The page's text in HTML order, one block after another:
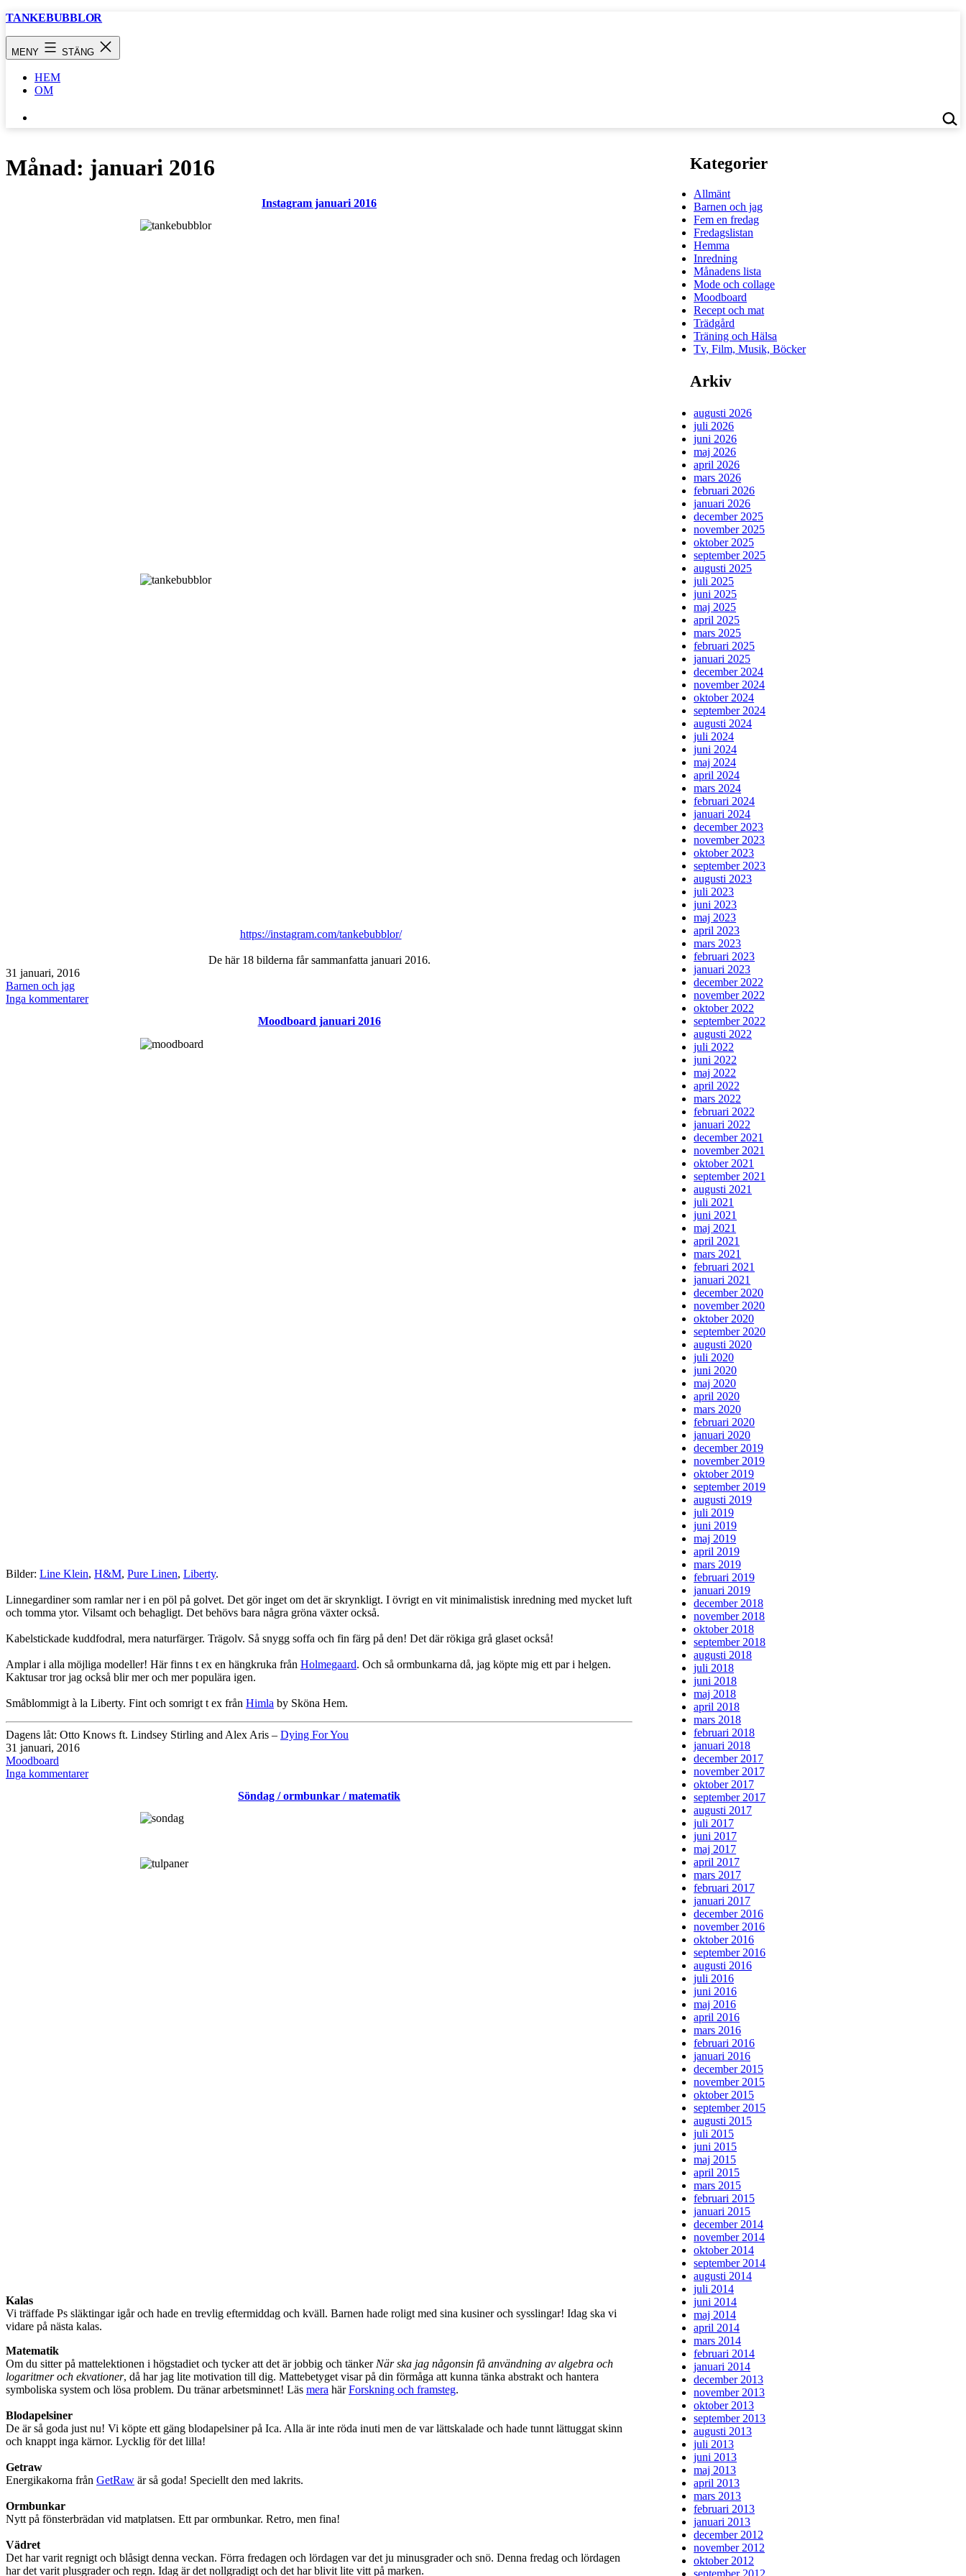
Hoppa
TANKEBUBBLOR
MENY STÄNG
HEM
OM
…
Månad: januari 2016
Instagram januari 2016
https://instagram.com/tankebubblor/
De här 18 bilderna får sammanfatta januari 2016.
Publicerat
den
31 januari, 2016
Kategoriserat
som
Barnen och jag
Inga kommentarertill
Moodboard januari 2016
Bilder: Line Klein, H&M, Pure Linen, Liberty.
Linnegardiner som ramlar ner i en pöl på golvet. Det gör inget om det är skrynkligt. I övrigt en vit minimalistisk inredning med mycket luft
och tomma ytor. Vilsamt och behagligt. Det behövs bara några gröna växter också.
Kabelstickade kuddfodral, mera naturfärger. Trägolv. Så snygg soffa och fin färg på den! Det där rökiga grå glaset också!
Amplar i alla möjliga modeller! Här finns t ex en hängkruka från Holmegaard. Och så ormbunkarna då, jag köpte mig ett par i helgen.
Kaktusar tror jag också blir mer och mer populära igen.
Småblommigt à la Liberty. Fint och somrigt t ex från Himla by Sköna Hem.
Dagens låt: Otto Knows ft. Lindsey Stirling and Alex Aris – Dying For You
Publicerat
den
31 januari, 2016
Kategoriserat
som
Moodboard
Inga kommentarertill
Söndag / ormbunkar / matematik
Kalas
Vi träffade Ps släktingar igår och hade en trevlig eftermiddag och kväll. Barnen hade roligt med sina kusiner och sysslingar! Idag ska vi
vidare på nästa kalas.
Matematik
Om du sitter på mattelektionen i högstadiet och tycker att det är jobbig och tänker När ska jag någonsin få användning av algebra och
logaritmer och ekvationer, då har jag lite motivation till dig. Mattebetyget visar på din förmåga att kunna tänka abstrakt och hantera
symboliska system och lösa problem. Du tränar arbetsminnet! Läs mera härForskning och framsteg.
Blodapelsiner
De är så goda just nu! Vi köpte ett gäng blodapelsiner på Ica. Alla är inte röda inuti men de var lättskalade och hade tunnt lättuggat skinn
och knappt inga kärnor. Lycklig för det lilla!
Getraw
Energikakorna från GetRaw är så goda! Speciellt den med lakrits.
Ormbunkar
Nytt på fönsterbrädan vid matplatsen. Ett par ormbunkar. Retro, men fina!
Vädret
Det har varit regnigt och blåsigt denna veckan. Förra fredagen och lördagen var det ju minusgrader och snö. Denna fredag och lördagen
har det varit plusgrader och regn. Idag är det nollgradigt och det har blivit lite vitt på marken.
Kategorier
Allmänt
Barnen och jag
Fem en fredag
Fredagslistan
Hemma
Inredning
Månadens lista
Mode och collage
Moodboard
Recept och mat
Trädgård
Träning och Hälsa
Tv, Film, Musik, Böcker
Arkiv
augusti 2026
juli 2026
juni 2026
maj 2026
april 2026
mars 2026
februari 2026
januari 2026
december 2025
november 2025
oktober 2025
september 2025
augusti 2025
juli 2025
juni 2025
maj 2025
april 2025
mars 2025
februari 2025
januari 2025
december 2024
november 2024
oktober 2024
september 2024
augusti 2024
juli 2024
juni 2024
maj 2024
april 2024
mars 2024
februari 2024
januari 2024
december 2023
november 2023
oktober 2023
september 2023
augusti 2023
juli 2023
juni 2023
maj 2023
april 2023
mars 2023
februari 2023
januari 2023
december 2022
november 2022
oktober 2022
september 2022
augusti 2022
juli 2022
juni 2022
maj 2022
april 2022
mars 2022
februari 2022
januari 2022
december 2021
november 2021
oktober 2021
september 2021
augusti 2021
juli 2021
juni 2021
maj 2021
april 2021
mars 2021
februari 2021
januari 2021
december 2020
november 2020
oktober 2020
september 2020
augusti 2020
juli 2020
juni 2020
maj 2020
april 2020
mars 2020
februari 2020
januari 2020
december 2019
november 2019
oktober 2019
september 2019
augusti 2019
juli 2019
juni 2019
maj 2019
april 2019
mars 2019
februari 2019
januari 2019
december 2018
november 2018
oktober 2018
september 2018
augusti 2018
juli 2018
juni 2018
maj 2018
april 2018
mars 2018
februari 2018
januari 2018
december 2017
november 2017
oktober 2017
september 2017
augusti 2017
juli 2017
juni 2017
maj 2017
april 2017
mars 2017
februari 2017
januari 2017
december 2016
november 2016
oktober 2016
september 2016
augusti 2016
juli 2016
juni 2016
maj 2016
april 2016
mars 2016
februari 2016
januari 2016
december 2015
november 2015
oktober 2015
september 2015
augusti 2015
juli 2015
juni 2015
maj 2015
april 2015
mars 2015
februari 2015
januari 2015
december 2014
november 2014
oktober 2014
september 2014
augusti 2014
juli 2014
juni 2014
maj 2014
april 2014
mars 2014
februari 2014
januari 2014
december 2013
november 2013
oktober 2013
september 2013
augusti 2013
juli 2013
juni 2013
maj 2013
april 2013
mars 2013
februari 2013
januari 2013
december 2012
november 2012
oktober 2012
september 2012